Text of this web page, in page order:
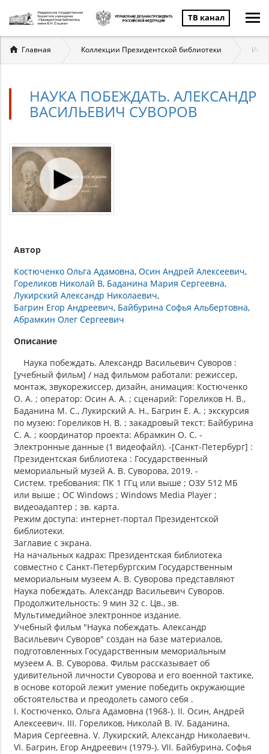
ТВ канал
Вы
здесь
Главная Коллекции Президентской библиотеки
НАУКА ПОБЕЖДАТЬ. АЛЕКСАНДР
ВАСИЛЬЕВИЧ СУВОРОВ
Автор
Костюченко Ольга Адамовна Осин Андрей Алексеевич
Гореликов Николай В Баданина Мария Сергеевна
Лукирский Александр Николаевич
Багрин Егор Андреевич Байбурина Софья Альбертовна
Абрамкин Олег Сергеевич
Описание
Наука побеждать. Александр Васильевич Суворов :
[учебный фильм] / над фильмом работали: режиссер,
монтаж, звукорежиссер, дизайн, анимация: Костюченко
О. А. ; оператор: Осин А. А. ; сценарий: Гореликов Н. В.,
Баданина М. С., Лукирский А. Н., Багрин Е. А. ; экскурсия
по музею: Гореликов Н. В. ; закадровый текст: Байбурина
С. А. ; координатор проекта: Абрамкин О. С. -
Электронные данные (1 видеофайл). -[Санкт-Петербург] :
Президентская библиотека : Государственный
мемориальный музей А. В. Суворова, 2019. -
Систем. требования: ПК 1 ГГц или выше ; ОЗУ 512 МБ
или выше ; ОС Windows ; Windows Media Player ;
видеоадаптер ; зв. карта.
Режим доступа: интернет-портал Президентской
библиотеки.
Заглавие с экрана.
На начальных кадрах: Президентская библиотека
совместно с Санкт-Петербургским Государственным
мемориальным музеем А. В. Суворова представляют
Наука побеждать. Александр Васильевич Суворов.
Продолжительность: 9 мин 32 с. Цв., зв.
Мультимедийное электронное издание.
Учебный фильм "Наука побеждать. Александр
Васильевич Суворов" создан на базе материалов,
подготовленных Государственным мемориальным
музеем А. В. Суворова. Фильм рассказывает об
удивительной личности Суворова и его военной тактике,
в основе которой лежит умение победить окружающие
обстоятельства и преодолеть самого себя .
I. Костюченко, Ольга Адамовна (1968-). II. Осин, Андрей
Алексеевич. III. Гореликов, Николай В. IV. Баданина,
Мария Сергеевна. V. Лукирский, Александр Николаевич.
VI. Багрин, Егор Андреевич (1979-). VII. Байбурина, Софья